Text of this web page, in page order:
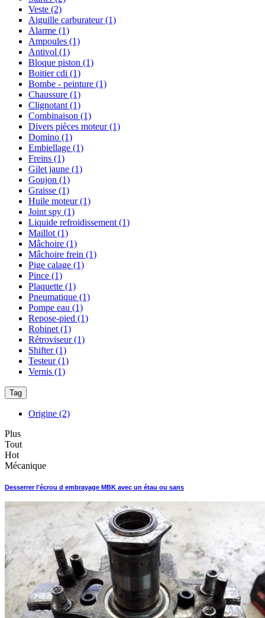
Veste (2)
Aiguille carburateur(1)
Alarme (1)
Ampoules (1)
Antivol (1)
Bloque piston (1)
Boitier cdi (1)
Bombe - peinture (1)
Chaussure (1)
Clignotant (1)
Combinaison (1)
Divers pièces moteur(1)
Domino (1)
Embiellage (1)
Freins (1)
Gilet jaune (1)
Goujon (1)
Graisse (1)
Huile moteur(1)
Joint spy (1)
Liquide refroidissement (1)
Maillot (1)
Mâchoire (1)
Mâchoire frein (1)
Pige calage (1)
Pince (1)
Plaquette (1)
Pneumatique (1)
Pompe eau (1)
Repose-pied (1)
Robinet (1)
Rétroviseur(1)
Shifter(1)
Testeur(1)
Vernis (1)
Tag
Origine (2)
Plus
Tout
Hot
Mécanique
Desserrer l'écrou d embrayage MBK avec un étau ou sans